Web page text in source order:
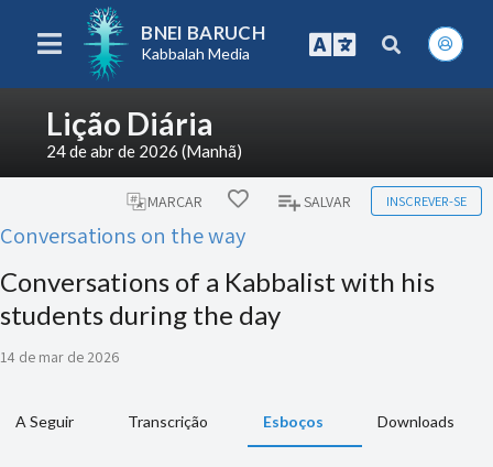
BNEI BARUCH
Kabbalah Media
Lição Diária
24 de abr de 2026 (Manhã)
MARCAR SALVAR INSCREVER-SE
Conversations on the way
Conversations of a Kabbalist with his
students during the day
14 de mar de 2026
A Seguir Transcrição Esboços Downloads